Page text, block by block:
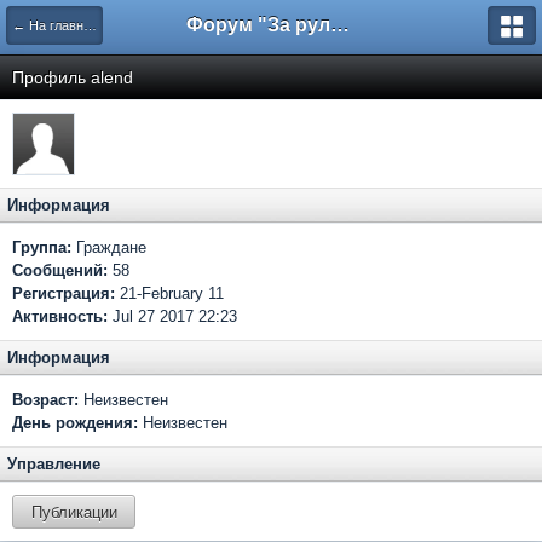
← На главную Форум "За рулем"
Профиль alend
Информация
Группа: Граждане
Сообщений: 58
Регистрация: 21-February 11
Активность: Jul 27 2017 22:23
Информация
Возраст: Неизвестен
День рождения: Неизвестен
Управление
Публикации